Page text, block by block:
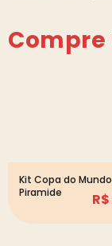
Kit Copa do
Piramide
R$